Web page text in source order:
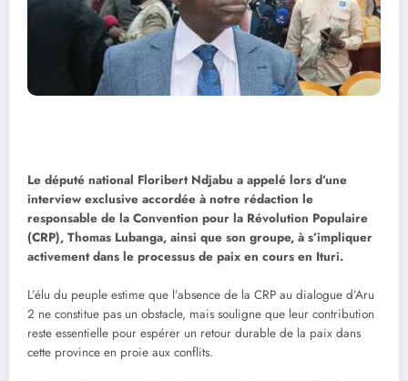
Le député national Floribert Ndjabu a appelé lors d’une
interview exclusive accordée à notre rédaction le
responsable de la Convention pour la Révolution Populaire
(CRP), Thomas Lubanga, ainsi que son groupe, à s’impliquer
activement dans le processus de paix en cours en Ituri.
L’élu du peuple estime que l’absence de la CRP au dialogue d’Aru
2 ne constitue pas un obstacle, mais souligne que leur contribution
reste essentielle pour espérer un retour durable de la paix dans
cette province en proie aux conflits.